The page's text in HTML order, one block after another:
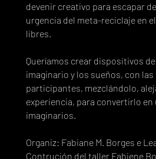
devenir creativo para escapar
urgencia del meta-reciclaje en
libres.
Queríamos crear dispositivos
imaginario y los sueños, con
participantes, mezclándolo,
experiencia, para convertirlo
imaginarios.
Organiz: Fabiane M. Borges e
Contrución del taller Fabiene